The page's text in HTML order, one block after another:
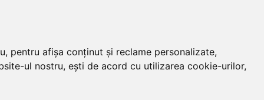
pentru afișa conținut și reclame personalizate,
ul nostru, ești de acord cu utilizarea cookie-urilor,